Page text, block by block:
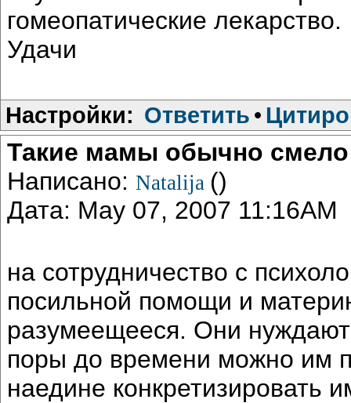
гомеопатические лекарство.
Удачи
Настройки: Ответить •
Такие мамы обычно смело
Написано: Natalija ()
Дата: May 07, 2007 11:16AM
на сотрудничество с
посильной помощи и
разумеещееся. Они
поры до времени можно им
наедине конкретизировать